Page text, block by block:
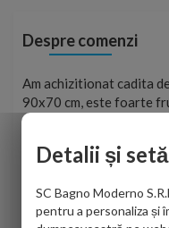
Despre comenzi
Am achizitionat cadita
90x70 cm, este foarte
de personalul firmei dvs.
adus coletul in
Sofrone Viviana -
Detalii și
SC Bagno Moderno
pentru a personaliza și